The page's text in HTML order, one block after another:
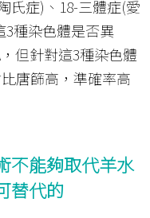
氏症)、18-三體症(愛
3種染色體是否異
但針對這3種染色體
唐篩高，準確率高
不能夠取代羊水
替代的